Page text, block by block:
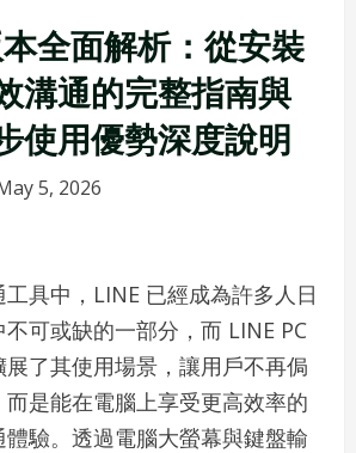
本全面解析：從安裝
溝通的完整指南與
使用優勢深度說明
5, 2026
具中，LINE 已經成為許多人日
可或缺的一部分，而 LINE PC
了其使用場景，讓用戶不再侷
是能在電腦上享受更高效率的
驗。透過電腦大螢幕與鍵盤輸